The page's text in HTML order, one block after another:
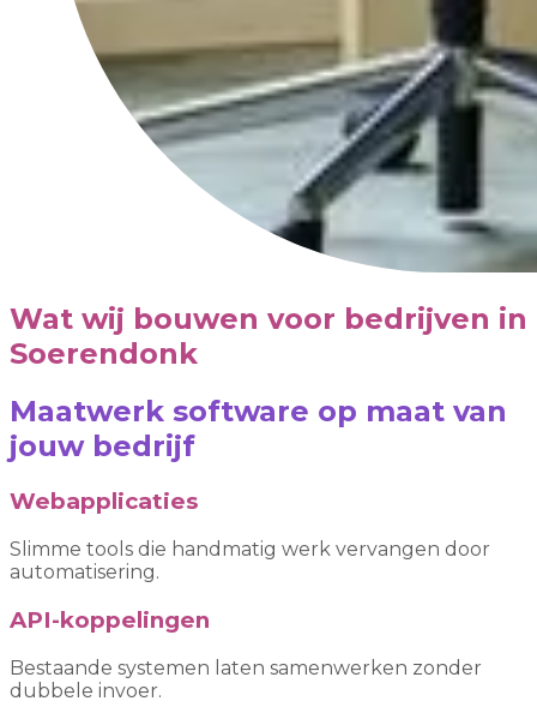
Wat wij bouwen voor bedrijven in
Soerendonk
Maatwerk software op maat van
jouw bedrijf
Webapplicaties
Slimme tools die handmatig werk vervangen door
automatisering.
API-koppelingen
Bestaande systemen laten samenwerken zonder
dubbele invoer.